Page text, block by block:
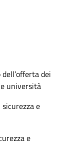
dei
università
e
e